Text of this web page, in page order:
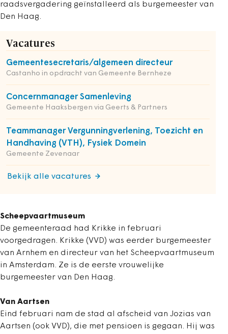
raadsvergadering geïnstalleerd als burgemeester van
Den Haag.
Vacatures
Gemeentesecretaris/algemeen directeur
Castanho in opdracht van Gemeente Bernheze
Concernmanager Samenleving
Gemeente Haaksbergen via Geerts & Partners
Teammanager Vergunningverlening, Toezicht en
Handhaving (VTH), Fysiek Domein
Gemeente Zevenaar
Bekijk alle vacatures
Scheepvaartmuseum
De gemeenteraad had Krikke in februari
voorgedragen. Krikke (VVD) was eerder burgemeester
van Arnhem en directeur van het Scheepvaartmuseum
in Amsterdam. Ze is de eerste vrouwelijke
burgemeester van Den Haag.
Van Aartsen
Eind februari nam de stad al afscheid van Jozias van
Aartsen (ook VVD), die met pensioen is gegaan. Hij was